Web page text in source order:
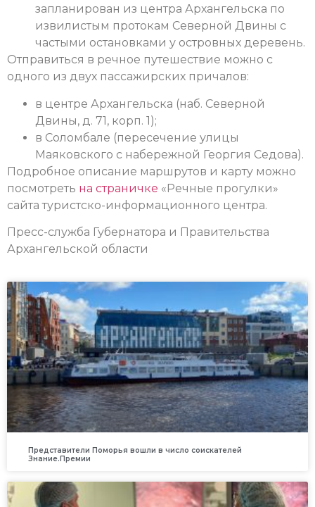
запланирован из центра Архангельска по
извилистым протокам Северной Двины с
частыми остановками у островных деревень.
Отправиться в речное путешествие можно с
одного из двух пассажирских причалов:
в центре Архангельска (наб. Северной
Двины, д. 71, корп. 1);
в Соломбале (пересечение улицы
Маяковского с набережной Георгия Седова).
Подробное описание маршрутов и карту можно
посмотреть на страничке «Речные прогулки»
сайта туристско-информационного центра.
Пресс-служба Губернатора и Правительства
Архангельской области
Представители Поморья вошли в число соискателей
Знание.Премии